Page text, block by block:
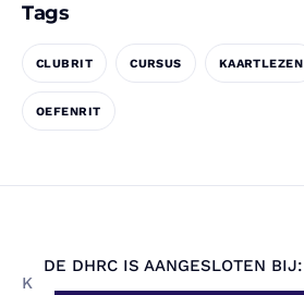
Tags
CLUBRIT CURSUS KAARTLEZEN
OEFENRIT
K
DE DHRC IS AANGESLOTEN BIJ: